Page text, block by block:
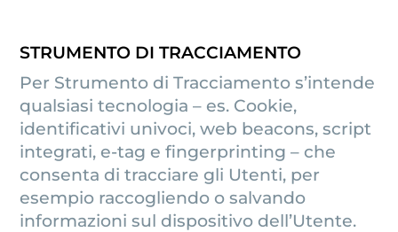
STRUMENTO DI TRACCIAMENTO
Per Strumento di Tracciamento s’intende
qualsiasi tecnologia – es. Cookie,
identificativi univoci, web beacons, script
integrati, e-tag e fingerprinting – che
consenta di tracciare gli Utenti, per
esempio raccogliendo o salvando
informazioni sul dispositivo dell’Utente.